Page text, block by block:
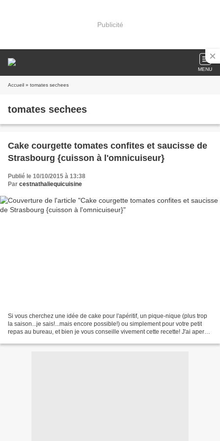
Publicité
MENU
Accueil » tomates sechees
tomates sechees
Cake courgette tomates confites et saucisse de
Strasbourg {cuisson à l'omnicuiseur}
Publié le 10/10/2015 à 13:38
Par cestnathaliequicuisine
Si vous cherchez une idée de cake pour l'apéritif, un pique-nique (plus trop
la saison...je sais!...mais encore possible!) ou simplement pour votre petit
repas au bureau, et bien je vous conseille vivement cette recette! J'ai aperçu